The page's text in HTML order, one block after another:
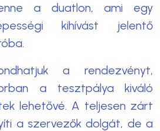
a duatlon, ami egy
kihívást jelentő
a rendezvényt,
a tesztpálya kiváló
lehetővé. A teljesen zárt
a szervezők dolgát, de a